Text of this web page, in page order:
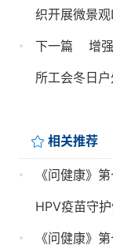
织开展微景
下一篇
增
所工会冬日
相关推荐
《问健康》
HPV疫苗守
《问健康》